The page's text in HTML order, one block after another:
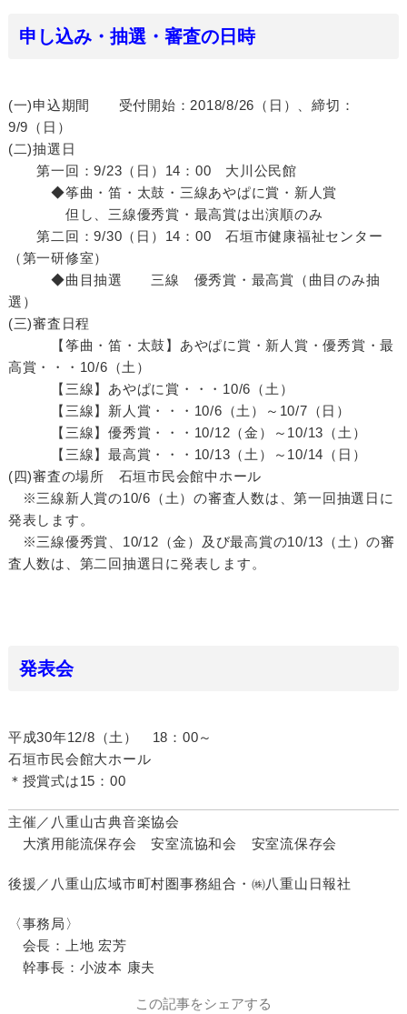
申し込み・抽選・審査の日時
(一)申込期間 受付開始：2018/8/26（日）、締切：
9/9（日）
(二)抽選日
第一回：9/23（日）14：00 大川公民館
◆筝曲・笛・太鼓・三線あやぱに賞・新人賞
但し、三線優秀賞・最高賞は出演順のみ
第二回：9/30（日）14：00 石垣市健康福祉センター
（第一研修室）
◆曲目抽選 三線 優秀賞・最高賞（曲目のみ抽
選）
(三)審査日程
【筝曲・笛・太鼓】あやぱに賞・新人賞・優秀賞・最
高賞・・・10/6（土）
【三線】あやぱに賞・・・10/6（土）
【三線】新人賞・・・10/6（土）～10/7（日）
【三線】優秀賞・・・10/12（金）～10/13（土）
【三線】最高賞・・・10/13（土）～10/14（日）
(四)審査の場所 石垣市民会館中ホール
※三線新人賞の10/6（土）の審査人数は、第一回抽選日に
発表します。
※三線優秀賞、10/12（金）及び最高賞の10/13（土）の審
査人数は、第二回抽選日に発表します。
発表会
平成30年12/8（土） 18：00～
石垣市民会館大ホール
＊授賞式は15：00
主催／八重山古典音楽協会
大濱用能流保存会 安室流協和会 安室流保存会
後援／八重山広域市町村圏事務組合・㈱八重山日報社
〈事務局〉
会長：上地 宏芳
幹事長：小波本 康夫
この記事をシェアする